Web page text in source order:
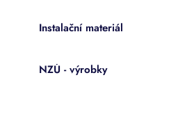
Instalační materiál
NZÚ - výrobky